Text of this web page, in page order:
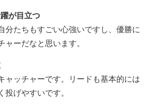
が目立つ
分たちもすごい心強いですし、優勝に
ャーだなと思います。
ャッチャーです。リードも基本的には
投げやすいです。